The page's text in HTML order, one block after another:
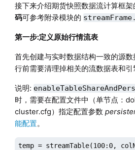
接下来介绍期货快照数据流计算框架
码可参考附录模块的
第一步:定义原始行情流表
首先创建与实时数据结构一致的源
行前需要清理掉相关的流数据表和引
说明:
时，需要在配置文件中（单节点：
cluster.cfg）指定配置参数
能配置。
temp = streamTable(100:0,